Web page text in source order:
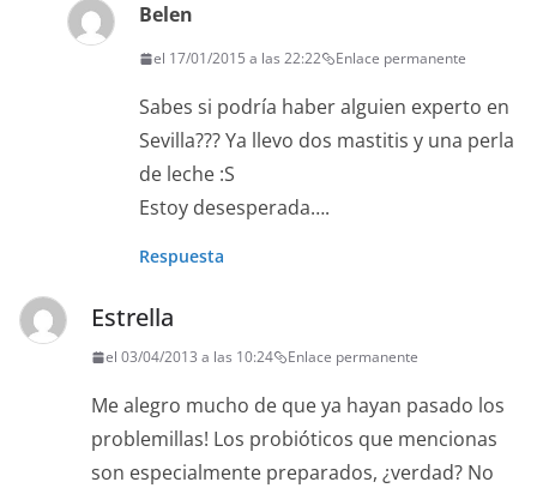
Belen
el 17/01/2015 a las 22:22 Enlace permanente
Sabes si podría haber alguien experto en
Sevilla??? Ya llevo dos mastitis y una perla
de leche :S
Estoy desesperada….
Respuesta
Estrella
el 03/04/2013 a las 10:24 Enlace permanente
Me alegro mucho de que ya hayan pasado los
problemillas! Los probióticos que mencionas
son especialmente preparados, ¿verdad? No